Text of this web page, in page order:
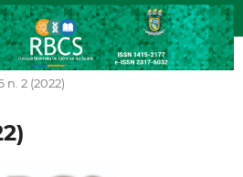
n. 2 (2022)